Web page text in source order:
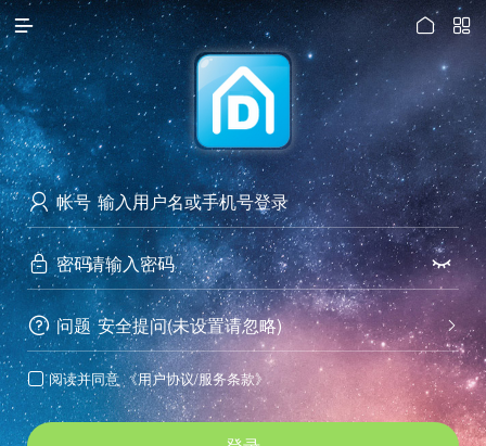

访问电脑版
 

 帐号
 密码 
 问题 
安全提问(未设置请忽略)
 阅读并同意 《用户协议/服务条款》